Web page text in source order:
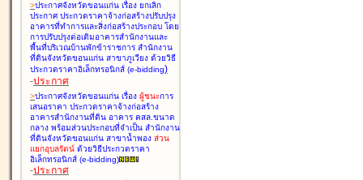
>ประกาศจังหวัดขอนแก่น เรื่อง ยกเลิก
ประกาศ ประกวดราคาจ้างก่อสร้างปรับปรุง
อาคารที่ทำการและสิ่งก่อสร้างประกอบ โดย
การปรับปรุงต่อเติมอาคารสำนักงานและ
พื้นที่บริเวณบ้านพักข้าราชการ สำนักงาน
ที่ดินจังหวัดขอนแก่น สาขาภูเวียง ด้วยวิธี
ประกวดราคาอิเล็กทรอนิกส์ (e-bidding)
-ประกาศ
>ประกาศจังหวัดขอนแก่น เรื่อง ผู้ชนะการ
เสนอราคา ประกวดราคาจ้างก่อสร้าง
อาคารสำนักงานที่ดิน อาคาร คสล.ขนาด
กลาง พร้อมส่วนประกอบที่จำเป็น สำนักงาน
ที่ดินจังหวัดขอนแก่น สาขาน้ำพอง ส่วน
แยกอุบลรัตน์ ด้วยวิธีประกวดราคา
อิเล็กทรอนิกส์ (e-bidding)
-ประกาศ